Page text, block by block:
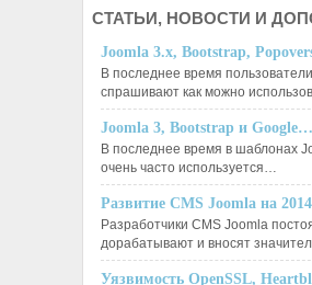
СТАТЬИ, НОВОСТИ И
Joomla 3.x, Bootstrap,
В последнее время
спрашивают как можно
Joomla 3, Bootstrap и Google…
В последнее время в шаблонах
очень часто используется…
Развитие CMS Joomla на
Разработчики CMS Joomla
дорабатывают и вносят
Уязвимость OpenSSL,